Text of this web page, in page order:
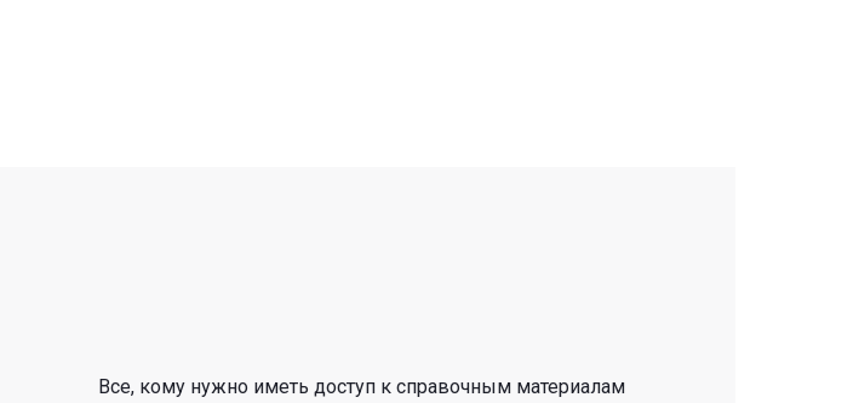
Все, кому нужно иметь доступ к справочным материалам